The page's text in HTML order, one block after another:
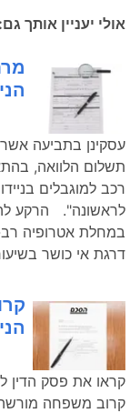
אולי יעניין אותך גם:
עסקינן בתביעה
תשלום הלוואה,
רכב למוגבלים
במחלת אטרופיה
דרגת אי כושר בשיעור 100% והינה מוכרת כמוגבלת
קראו את פסק הדין